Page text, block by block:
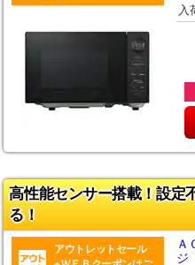
入
高性能センサー搭載！設定
る！
アウトレットセール
Ａ
ジ